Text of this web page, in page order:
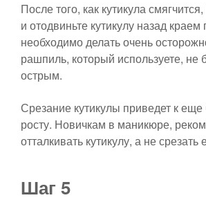
После того, как кутикула
и отодвиньте кутикулу назад
необходимо делать очень
рашпиль, который используете,
острым.
Срезание кутикулы приведет к
росту. Новичкам в маникюре,
отталкивать кутикулу, а не срезать
Шаг 5